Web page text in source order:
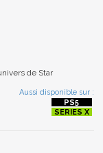
de Star
Aussi disponible sur :